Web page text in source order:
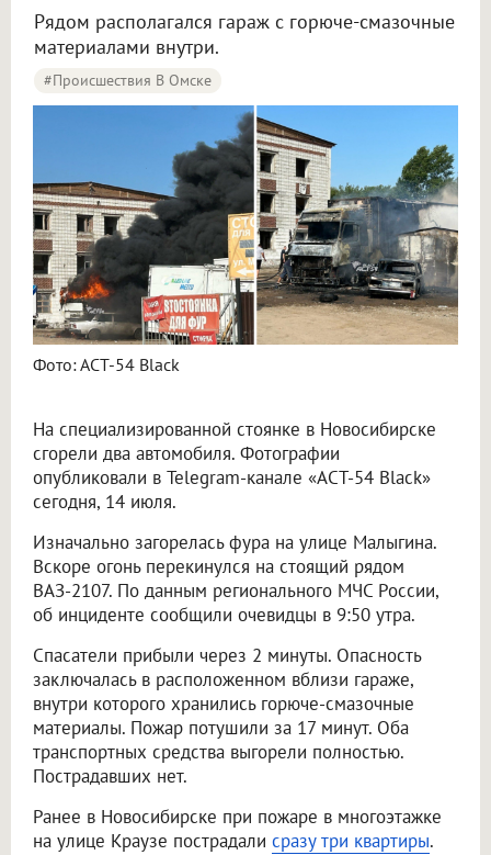
Рядом располагался гараж с горюче-смазочные
материалами внутри.
#Происшествия В Омске
Фото: АСТ-54 Black
На специализированной стоянке в Новосибирске
сгорели два автомобиля. Фотографии
опубликовали в Telegram-канале «АСТ-54 Black»
сегодня, 14 июля.
Изначально загорелась фура на улице Малыгина.
Вскоре огонь перекинулся на стоящий рядом
ВАЗ-2107. По данным регионального МЧС России,
об инциденте сообщили очевидцы в 9:50 утра.
Спасатели прибыли через 2 минуты. Опасность
заключалась в расположенном вблизи гараже,
внутри которого хранились горюче-смазочные
материалы. Пожар потушили за 17 минут. Оба
транспортных средства выгорели полностью.
Пострадавших нет.
Ранее в Новосибирске при пожаре в многоэтажке
на улице Краузе пострадали сразу три квартиры.